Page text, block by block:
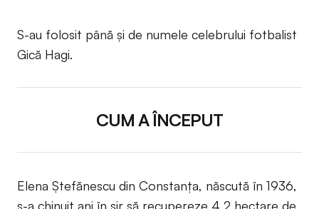
S-au folosit până și de numele celebrului fotbalist
Gică Hagi.
CUM A ÎNCEPUT
Elena Ștefănescu din Constanța, născută în 1936,
s-a chinuit ani în șir să recupereze 4,2 hectare de